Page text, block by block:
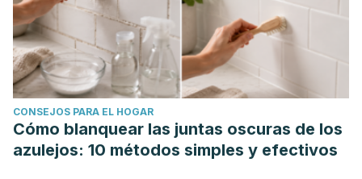
CONSEJOS PARA EL HOGAR
Cómo blanquear las juntas oscuras de los
azulejos: 10 métodos simples y efectivos